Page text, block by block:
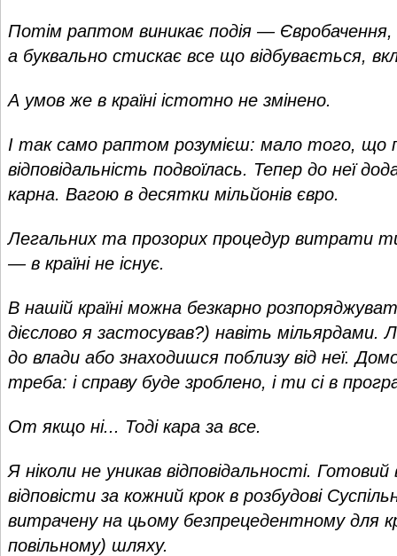
Потім раптом виникає подія — Євробачення,
а буквально стискає все що відбувається,
А умов же в країні істотно не змінено.
І так само раптом розумієш: мало того, що
відповідальність подвоїлась. Тепер до неї
карна. Вагою в десятки мільйонів євро.
Легальних та прозорих процедур витрати
— в країні не існує.
В нашій країні можна безкарно
дієслово я застосував?) навіть
до влади або знаходишся поблизу від неї.
треба: і справу буде зроблено, і ти сі в
От якщо ні... Тоді кара за все.
Я ніколи не уникав відповідальності. Готовий
відповісти за кожний крок в розбудові
витрачену на цьому безпрецедентному для
повільному) шляху.